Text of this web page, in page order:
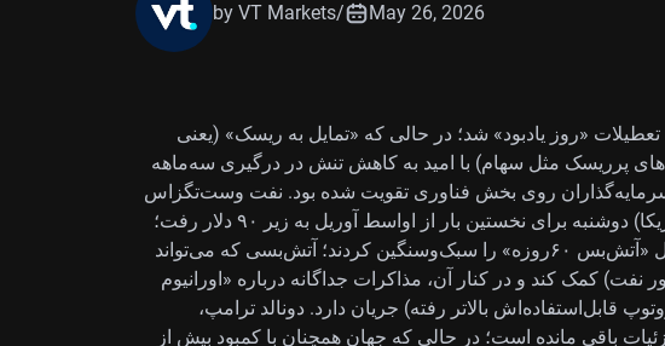
by VT Markets/ May 26, 2026
تعطیلات «روز یادبود» شد؛ در حالی‌ که «تمایل به ریسک» (یعنی
پرریسک مثل سهام) با امید به کاهش تنش در درگیری سه‌ماهه
سرمایه‌گذاران روی بخش فناوری تقویت شده بود. نفت وست‌تگزاس
اینترمدیت (WTI، شاخص قیمت نفت آمریکا) دوشنبه برای نخستین بار از اواسط آوریل به زیر ۹۰ دلار رفت؛
زیرا بازارها گزارش‌های مربوط به احتمال «آتش‌بس ۶۰روزه» را سبک‌وسنگین کردند؛ آتش‌بسی که می‌تواند
کمک کند و در کنار آن، مذاکرات جداگانه درباره «اورانیوم
قابل‌استفاده‌اش بالاتر رفته) جریان دارد. دونالد ترامپ،
آمریکا، گفت حدود ۵٪ از جزئیات باقی مانده است؛ در حالی‌ که جهان همچنان با کمبود بیش از